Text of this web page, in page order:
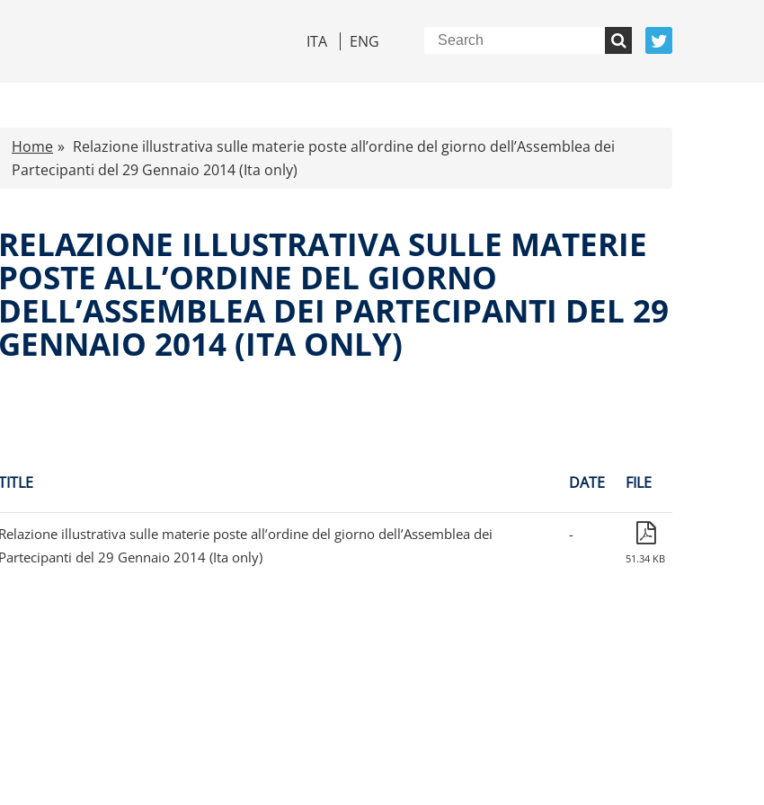
ITA ENG
Home
Relazione illustrativa sulle materie poste all’ordine del giorno dell’Assemblea dei
Partecipanti del 29 Gennaio 2014 (Ita only)
RELAZIONE ILLUSTRATIVA SULLE MATERIE
POSTE ALL’ORDINE DEL GIORNO
DELL’ASSEMBLEA DEI PARTECIPANTI DEL 29
GENNAIO 2014 (ITA ONLY)
DATE FILE
Relazione illustrativa sulle materie poste all’ordine del giorno dell’Assemblea dei
Partecipanti del 29 Gennaio 2014 (Ita only)
-
51.34 KB